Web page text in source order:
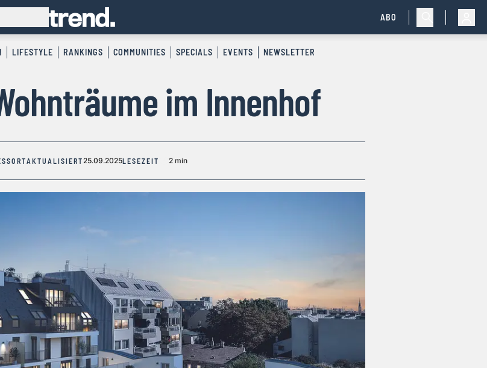
ABO
LIFESTYLE RANKINGS COMMUNITIES SPECIALS EVENTS NEWSLETTER
im Innenhof
AKTUALISIERT25.09.2025LESEZEIT 2 min